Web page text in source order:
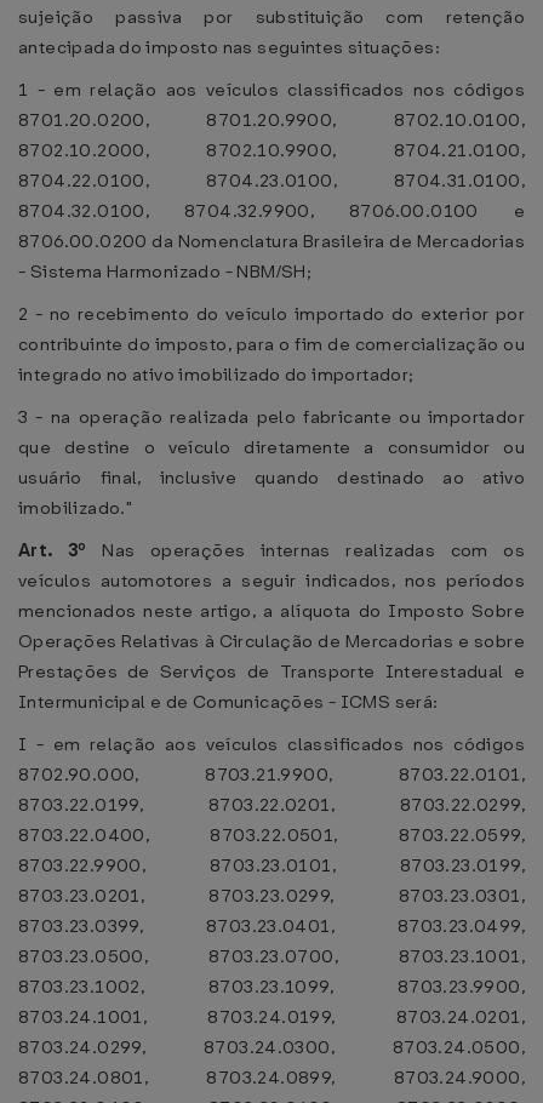
sujeição passiva por substituição com retenção
antecipada do imposto nas seguintes situações:
1 - em relação aos veículos classificados nos códigos
8701.20.0200, 8701.20.9900, 8702.10.0100,
8702.10.2000, 8702.10.9900, 8704.21.0100,
8704.22.0100, 8704.23.0100, 8704.31.0100,
8704.32.0100, 8704.32.9900, 8706.00.0100 e
8706.00.0200 da Nomenclatura Brasileira de Mercadorias
- Sistema Harmonizado - NBM/SH;
2 - no recebimento do veículo importado do exterior por
contribuinte do imposto, para o fim de comercialização ou
integrado no ativo imobilizado do importador;
3 - na operação realizada pelo fabricante ou importador
que destine o veículo diretamente a consumidor ou
usuário final, inclusive quando destinado ao ativo
imobilizado."
Art. 3º Nas operações internas realizadas com os
veículos automotores a seguir indicados, nos períodos
mencionados neste artigo, a alíquota do Imposto Sobre
Operações Relativas à Circulação de Mercadorias e sobre
Prestações de Serviços de Transporte Interestadual e
Intermunicipal e de Comunicações - ICMS será:
I - em relação aos veículos classificados nos códigos
8702.90.000, 8703.21.9900, 8703.22.0101,
8703.22.0199, 8703.22.0201, 8703.22.0299,
8703.22.0400, 8703.22.0501, 8703.22.0599,
8703.22.9900, 8703.23.0101, 8703.23.0199,
8703.23.0201, 8703.23.0299, 8703.23.0301,
8703.23.0399, 8703.23.0401, 8703.23.0499,
8703.23.0500, 8703.23.0700, 8703.23.1001,
8703.23.1002, 8703.23.1099, 8703.23.9900,
8703.24.1001, 8703.24.0199, 8703.24.0201,
8703.24.0299, 8703.24.0300, 8703.24.0500,
8703.24.0801, 8703.24.0899, 8703.24.9000,